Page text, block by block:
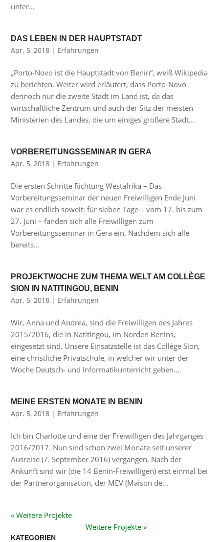
unter...
DAS LEBEN IN DER HAUPTSTADT
Apr. 5, 2018 | Erfahrungen
„Porto-Novo ist die Hauptstadt von Benin“, weiß Wikipedia
zu berichten. Weiter wird erläutert, dass Porto-Novo
dennoch nur die zweite Stadt im Land ist, da das
wirtschaftliche Zentrum und auch der Sitz der meisten
Ministerien des Landes, die um einiges größere Stadt...
VORBEREITUNGSSEMINAR IN GERA
Apr. 5, 2018 | Erfahrungen
Die ersten Schritte Richtung Westafrika – Das
Vorbereitungsseminar der neuen Freiwilligen Ende Juni
war es endlich soweit: für sieben Tage – vom 17. bis zum
27. Juni – fanden sich alle Freiwilligen zum
Vorbereitungsseminar in Gera ein. Nachdem sich alle
bereits...
PROJEKTWOCHE ZUM THEMA WELT AM COLLÈGE
SION IN NATITINGOU, BENIN
Apr. 5, 2018 | Erfahrungen
Wir, Anna und Andrea, sind die Freiwilligen des Jahres
2015/2016, die in Natitingou, im Norden Benins,
eingesetzt sind. Unsere Einsatzstelle ist das Collège Sion,
eine christliche Privatschule, in welcher wir unter der
Woche Deutsch- und Informatikunterricht geben....
MEINE ERSTEN MONATE IN BENIN
Apr. 5, 2018 | Erfahrungen
Ich bin Charlotte und eine der Freiwilligen des Jahrganges
2016/2017. Nun sind schon zwei Monate seit unserer
Ausreise (7. September 2016) vergangen. Nach der
Ankunft sind wir (die 14 Benin-Freiwilligen) erst einmal bei
der Partnerorganisation, der MEV (Maison de...
KATEGORIEN